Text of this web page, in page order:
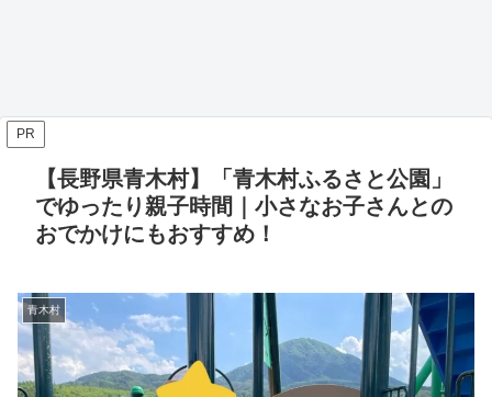
PR
【長野県青木村】「青木村ふるさと公園」
でゆったり親子時間｜小さなお子さんとの
おでかけにもおすすめ！
青木村